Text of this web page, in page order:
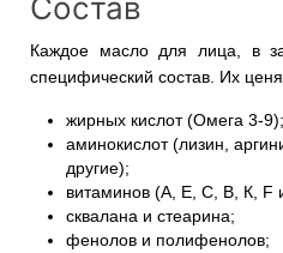
Состав
Каждое масло для лица, в
специфический состав. Их
жирных кислот (Омега 3-9);
аминокислот (лизин,
другие);
витаминов (А, Е, С, В, К, F
сквалана и стеарина;
фенолов и полифенолов;